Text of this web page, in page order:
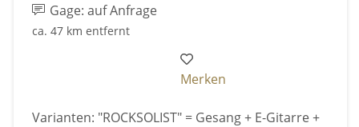
Gage: auf Anfrage
ca. 47 km entfernt
Merken
Varianten: "ROCKSOLIST" = Gesang + E-Gitarre +